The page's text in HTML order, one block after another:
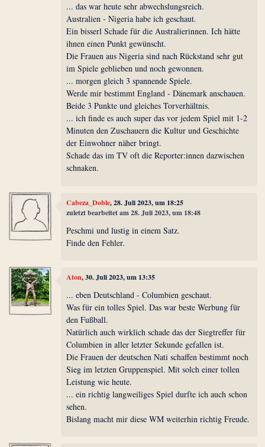
... das war heute sehr abwechslungsreich.
Australien - Nigeria habe ich geschaut.
Ein bisserl Schade für die Australierinnen. Ich hätte
ihnen einen Punkt gewünscht.
Die Frauen aus Nigeria sind nach Rückstand sehr gut
im Spiele geblieben und noch gewonnen.
... morgen gleich 3 spannende Spiele.
Werde mir bestimmt England - Dänemark anschauen.
Beide 3 Punkte und gleiches Torverhältnis.
... ich finde es auch super das vor jedem Spiel mit 1-2
Minuten den Zuschauern die Kultur und Geschichte
der Einwohner näher bringt.
Schade das im TV oft die Reporter:innen dazwischen
schnaken.
Cabeza_Doble, 28. Juli 2023, um 18:25
zuletzt bearbeitet am 28. Juli 2023, um 18:48
Peschmi und lustig in einem Satz.
Finde den Fehler.
Aton, 30. Juli 2023, um 13:35
... eben Deutschland - Columbien geschaut.
Was für ein tolles Spiel. Das war beste Werbung für
den Fußball.
Natürlich auch wirklich schade das der Siegtreffer für
Columbien in aller letzter Sekunde gefallen ist.
Die Frauen der deutschen Nati schaffen bestimmt noch
Sieg im letzten Gruppenspiel. Mit solch einer tollen
Leistung wie heute.
... ein richtig langweiliges Spiel durfte ich auch schon
sehen.
Bislang macht mir diese WM weiterhin richtig Freude.